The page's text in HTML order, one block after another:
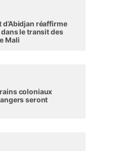
réaffirme
le transit des
Mali
coloniaux
seront